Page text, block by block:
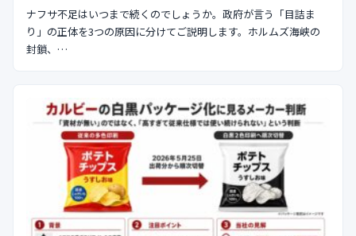
ナフサ不足はいつまで続くのでしょうか。政府が言う「目詰ま
り」の正体を3つの原因に分けてご説明します。ホルムズ海峡の
封鎖、…